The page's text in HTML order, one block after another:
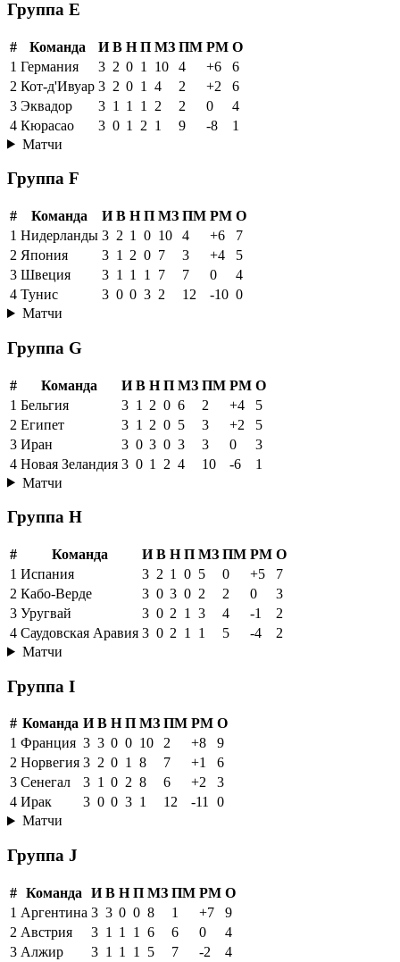
Группа E
# Команда И В Н П МЗ ПМ РМ О
1 Германия 3 2 0 1 10 4 +6
6
2 Кот-д'Ивуар 3 2 0 1 4 2 +2
6
3 Эквадор 3 1 1 1 2 2 0
4
4 Кюрасао 3 0 1 2 1 9 -8
1
Матчи
Группа F
# Команда И В Н П МЗ ПМ РМ О
1 Нидерланды 3 2 1 0 10 4 +6
7
2 Япония 3 1 2 0 7 3 +4
5
3 Швеция 3 1 1 1 7 7 0
4
4 Тунис 3 0 0 3 2 12 -10 0
Матчи
Группа G
# Команда И В Н П МЗ ПМ РМ О
1 Бельгия 3 1 2 0 6 2 +4
5
2 Египет 3 1 2 0 5 3 +2
5
3 Иран 3 0 3 0 3 3 0
3
4 Новая Зеландия 3 0 1 2 4 10 -6
1
Матчи
Группа H
# Команда И В Н П МЗ ПМ РМ О
1 Испания 3 2 1 0 5 0 +5
7
2 Кабо-Верде 3 0 3 0 2 2 0
3
3 Уругвай 3 0 2 1 3 4 -1
2
4 Саудовская Аравия 3 0 2 1 1 5 -4
2
Матчи
Группа I
# Команда И В Н П МЗ ПМ РМ О
1 Франция 3 3 0 0 10 2 +8
9
2 Норвегия 3 2 0 1 8 7 +1
6
3 Сенегал 3 1 0 2 8 6 +2
3
4 Ирак 3 0 0 3 1 12 -11
0
Матчи
Группа J
# Команда И В Н П МЗ ПМ РМ О
1 Аргентина 3 3 0 0 8 1 +7
9
2 Австрия 3 1 1 1 6 6 0
4
3 Алжир 3 1 1 1 5 7 -2
4